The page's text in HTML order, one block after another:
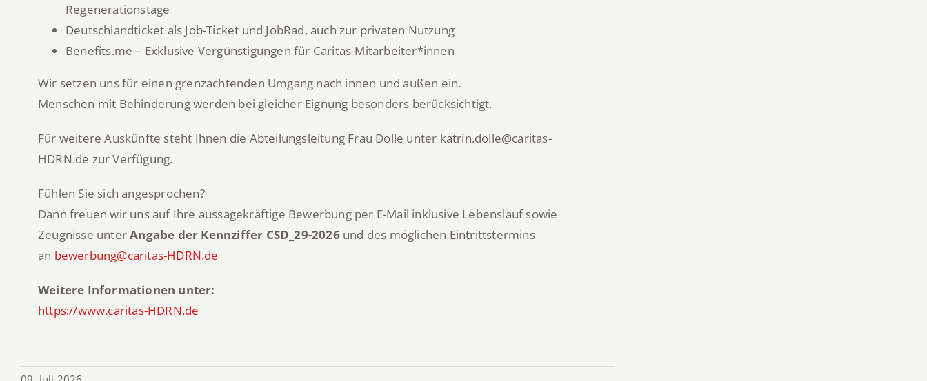
Regenerationstage
Deutschlandticket als Job-Ticket und JobRad, auch zur privaten Nutzung
Benefits.me – Exklusive Vergünstigungen für Caritas-Mitarbeiter*innen
Wir setzen uns für einen grenzachtenden Umgang nach innen und außen ein.
Menschen mit Behinderung werden bei gleicher Eignung besonders berücksichtigt.
Für weitere Auskünfte steht Ihnen die Abteilungsleitung Frau Dolle unter katrin.dolle@caritas-
HDRN.de zur Verfügung.
Fühlen Sie sich angesprochen?
Dann freuen wir uns auf Ihre aussagekräftige Bewerbung per E-Mail inklusive Lebenslauf sowie
Zeugnisse unterAngabe der Kennziffer CSD_29-2026 und des möglichen Eintrittstermins
an bewerbung@caritas-HDRN.de
Weitere Informationen unter:
https://www.caritas-HDRN.de